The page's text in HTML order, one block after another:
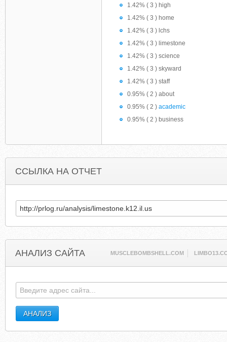
1.42% ( 3 ) high
1.42% ( 3 ) home
1.42% ( 3 ) lchs
1.42% ( 3 ) limestone
1.42% ( 3 ) science
1.42% ( 3 ) skyward
1.42% ( 3 ) staff
0.95% ( 2 ) about
0.95% ( 2 ) academic
0.95% ( 2 ) business
ССЫЛКА НА ОТЧЕТ
АНАЛИЗ САЙТА MUSCLEBOMBSHELL.COM